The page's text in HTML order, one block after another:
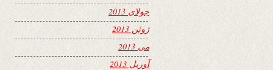
جولای 2013
ژوئن 2013
می 2013
آوریل 2013